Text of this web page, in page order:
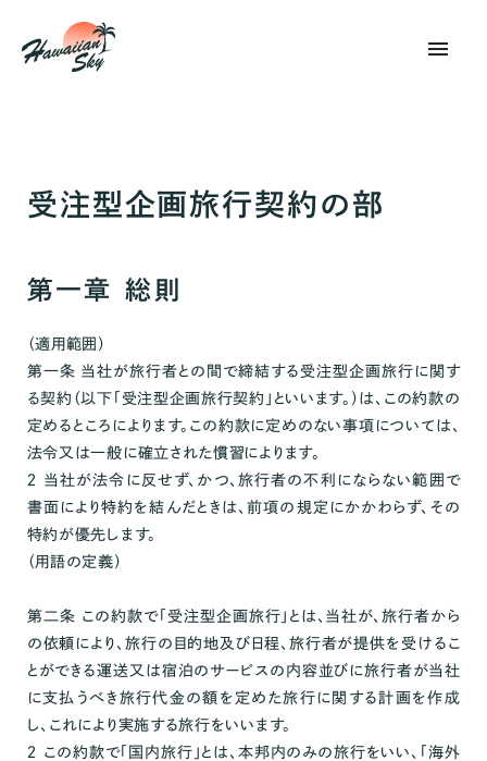
menu
受注型企画旅行契約の部
第一章 総則
（適用範囲）
第一条 当社が旅行者との間で締結する受注型企画旅行に関す
る契約（以下「受注型企画旅行契約」といいます。）は、この約款の
定めるところによります。この約款に定めのない事項については、
法令又は一般に確立された慣習によります。
２ 当社が法令に反せず、かつ、旅行者の不利にならない範囲で
書面により特約を結んだときは、前項の規定にかかわらず、その
特約が優先します。
（用語の定義）
第二条 この約款で「受注型企画旅行」とは、当社が、旅行者から
の依頼により、旅行の目的地及び日程、旅行者が提供を受けるこ
とができる運送又は宿泊のサービスの内容並びに旅行者が当社
に支払うべき旅行代金の額を定めた旅行に関する計画を作成
し、これにより実施する旅行をいいます。
２ この約款で「国内旅行」とは、本邦内のみの旅行をいい、「海外